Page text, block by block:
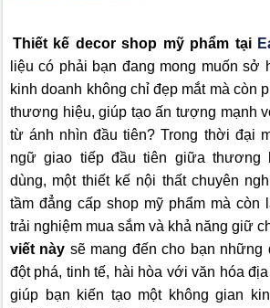
Thiết kế decor shop mỹ phẩm tại
liệu có phải bạn đang mong muốn sở
kinh doanh không chỉ đẹp mắt mà còn
thương hiệu, giúp tạo ấn tượng mạnh
từ ánh nhìn đầu tiên? Trong thời đại
ngữ giao tiếp đầu tiên giữa thương
dùng, một thiết kế nội thất chuyên
tầm đẳng cấp shop mỹ phẩm mà còn
trải nghiệm mua sắm và khả năng giữ
viết này sẽ mang đến cho bạn
đột phá, tinh tế, hài hòa với văn hóa
giúp bạn kiến tạo một không gian